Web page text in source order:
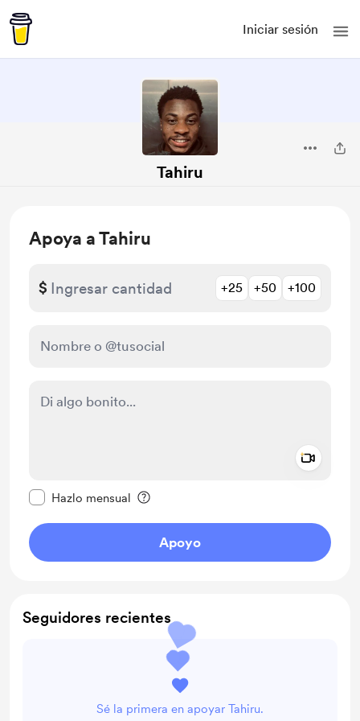
Iniciar sesión
Tahiru
Apoya a Tahiru
$ +25 +50 +100
Hazlo mensual
Apoyo
Seguidores recientes
Sé la primera en apoyar Tahiru.